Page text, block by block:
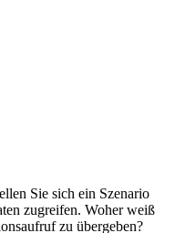
Sie sich ein Szenario
zugreifen. Woher weiß
zu übergeben?